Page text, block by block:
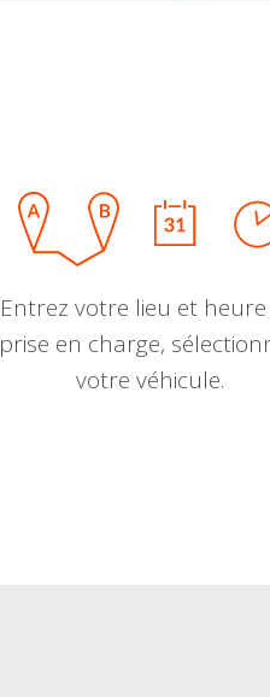
Entrez votre lieu et
prise en charge,
votre véhicule.